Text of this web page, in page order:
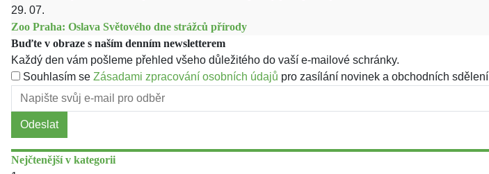
29. 07.
Zoo Praha: Oslava Světového dne strážců přírody
Buďte v obraze s naším denním newsletterem
Každý den vám pošleme přehled všeho důležitého do vaší e-mailové schránky.
Souhlasím se Zásadami zpracování osobních údajů pro zasílání novinek a obchodních sdělení
Odeslat
Nejčtenější v kategorii